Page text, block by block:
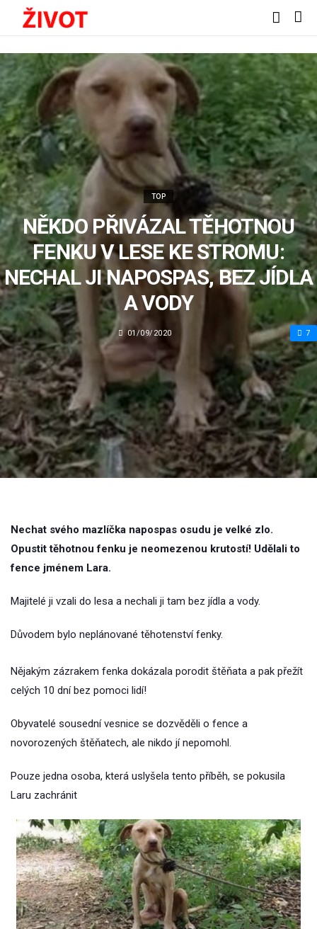
TOP
NĚKDO PŘIVÁZAL TĚHOTNOU
FENKU V LESE KE STROMU:
NECHAL JI NAPOSPAS, BEZ JÍDLA
A VODY
01/09/2020 7
Nechat svého mazlíčka napospas osudu je velké zlo.
Opustit těhotnou fenku je neomezenou krutostí! Udělali to
fence jménem Lara.
Majitelé ji vzali do lesa a nechali ji tam bez jídla a vody.
Důvodem bylo neplánované těhotenství fenky.
Nějakým zázrakem fenka dokázala porodit štěňata a pak přežít
celých 10 dní bez pomoci lidí!
Obyvatelé sousední vesnice se dozvěděli o fence a
novorozených štěňatech, ale nikdo jí nepomohl.
Pouze jedna osoba, která uslyšela tento příběh, se pokusila
Laru zachránit